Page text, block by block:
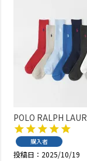
POLO RALPH
ルー丈 メンズソック
02032303
購入者
投稿日 2025/10/19